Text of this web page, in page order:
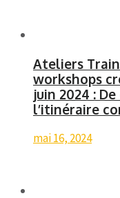
Ateliers
workshops
juin 2024 :
l’itinéraire
mai 16, 2024